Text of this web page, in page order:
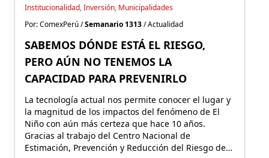
Institucionalidad, Inversión, Municipalidades
Por: ComexPerú /Semanario 1313/ Actualidad
SABEMOS DÓNDE ESTÁ EL RIESGO,
PERO AÚN NO TENEMOS LA
CAPACIDAD PARA PREVENIRLO
La tecnología actual nos permite conocer el lugar y
la magnitud de los impactos del fenómeno de El
Niño con aún más certeza que hace 10 años.
Gracias al trabajo del Centro Nacional de
Estimación, Prevención y Reducción del Riesgo de